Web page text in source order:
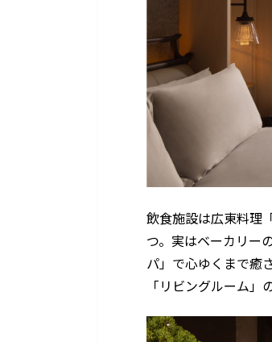
飲食施設は広東料理
つ。実はベーカリー
パ」で心ゆくまで癒
「リビングルーム」